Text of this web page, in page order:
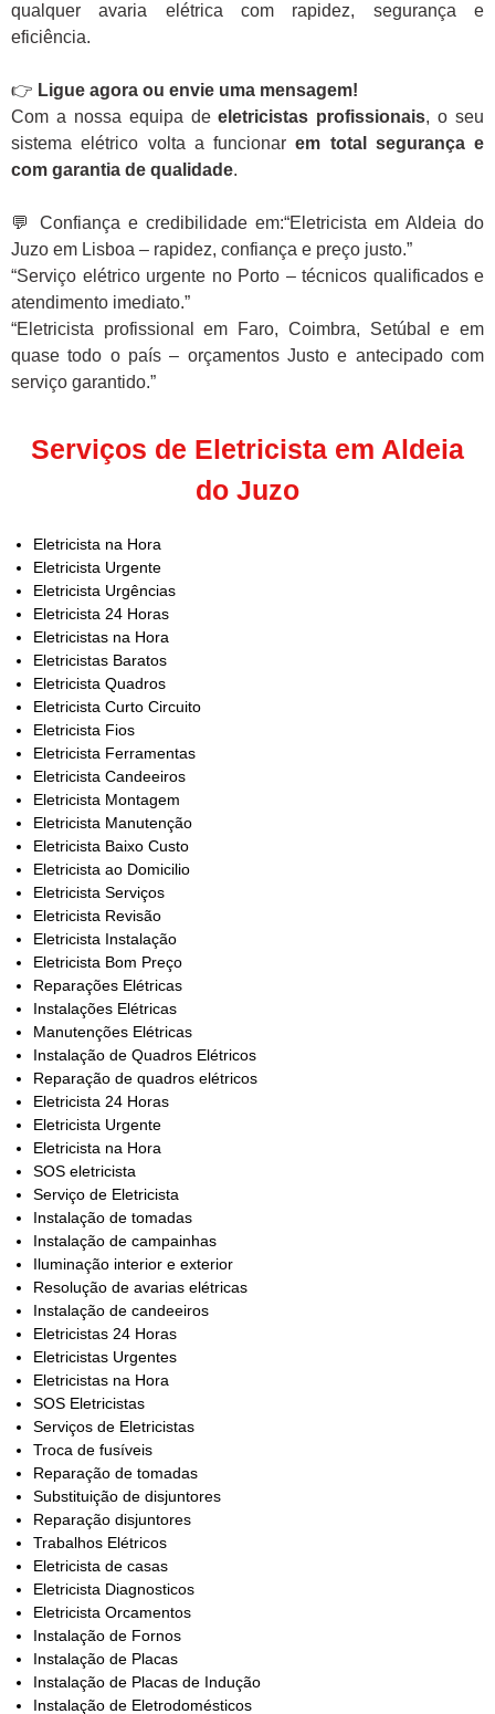
qualquer avaria elétrica com rapidez, segurança e
eficiência.
👉 Ligue agora ou envie uma mensagem!
Com a nossa equipa deeletricistas profissionais, o seu
sistema elétrico volta a funcionarem total segurança e
com garantia de qualidade.
💬 Confiança e credibilidade em:“Eletricista em Aldeia do
Juzo em Lisboa – rapidez, confiança e preço justo.”
“Serviço elétrico urgente no Porto – técnicos qualificados e
atendimento imediato.”
“Eletricista profissional em Faro, Coimbra, Setúbal e em
quase todo o país – orçamentos Justo e antecipado com
serviço garantido.”
Serviços de Eletricista em Aldeia
do Juzo
Eletricista na Hora
Eletricista Urgente
Eletricista Urgências
Eletricista 24 Horas
Eletricistas na Hora
Eletricistas Baratos
Eletricista Quadros
Eletricista Curto Circuito
Eletricista Fios
Eletricista Ferramentas
Eletricista Candeeiros
Eletricista Montagem
Eletricista Manutenção
Eletricista Baixo Custo
Eletricista ao Domicilio
Eletricista Serviços
Eletricista Revisão
Eletricista Instalação
Eletricista Bom Preço
Reparações Elétricas
Instalações Elétricas
Manutenções Elétricas
Instalação de Quadros Elétricos
Reparação de quadros elétricos
Eletricista 24 Horas
Eletricista Urgente
Eletricista na Hora
SOS eletricista
Serviço de Eletricista
Instalação de tomadas
Instalação de campainhas
Iluminação interior e exterior
Resolução de avarias elétricas
Instalação de candeeiros
Eletricistas 24 Horas
Eletricistas Urgentes
Eletricistas na Hora
SOS Eletricistas
Serviços de Eletricistas
Troca de fusíveis
Reparação de tomadas
Substituição de disjuntores
Reparação disjuntores
Trabalhos Elétricos
Eletricista de casas
Eletricista Diagnosticos
Eletricista Orcamentos
Instalação de Fornos
Instalação de Placas
Instalação de Placas de Indução
Instalação de Eletrodomésticos